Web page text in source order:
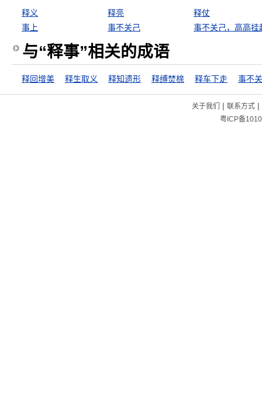
释义 释亮
释仗
事上
事不关己 事不关己，高高挂
与“释事”相关的成语
释回增美 释生取义 释知遗形 释缚焚榇 释车下走 事不
关于我们 | 联系方式|
粤ICP备